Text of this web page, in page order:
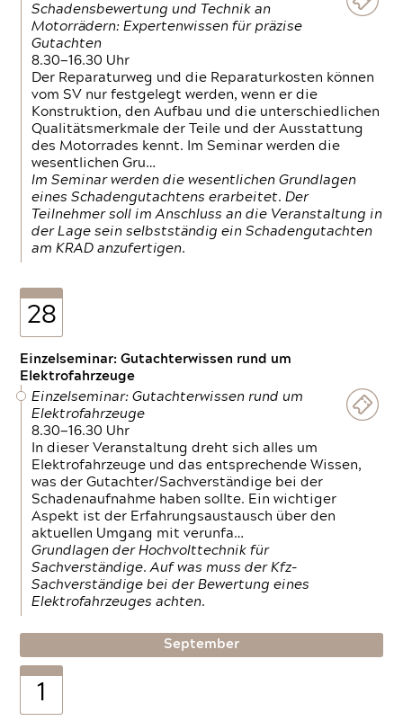
Schadensbewertung und Technik an
Motorrädern: Expertenwissen für präzise
Gutachten
8.30—16.30 Uhr
Der Reparaturweg und die Reparaturkosten können
vom SV nur festgelegt werden, wenn er die
Konstruktion, den Aufbau und die unterschiedlichen
Qualitätsmerkmale der Teile und der Ausstattung
des Motorrades kennt. Im Seminar werden die
wesentlichen Gru…
Im Seminar werden die wesentlichen Grundlagen
eines Schadengutachtens erarbeitet. Der
Teilnehmer soll im Anschluss an die Veranstaltung in
der Lage sein selbstständig ein Schadengutachten
am KRAD anzufertigen.
28
Einzelseminar: Gutachterwissen rund um
Elektrofahrzeuge
Einzelseminar: Gutachterwissen rund um
Elektrofahrzeuge
8.30—16.30 Uhr
In dieser Veranstaltung dreht sich alles um
Elektrofahrzeuge und das entsprechende Wissen,
was der Gutachter/Sachverständige bei der
Schadenaufnahme haben sollte. Ein wichtiger
Aspekt ist der Erfahrungsaustausch über den
aktuellen Umgang mit verunfa…
Grundlagen der Hochvolttechnik für
Sachverständige. Auf was muss der Kfz-
Sachverständige bei der Bewertung eines
Elektrofahrzeuges achten.
September
1